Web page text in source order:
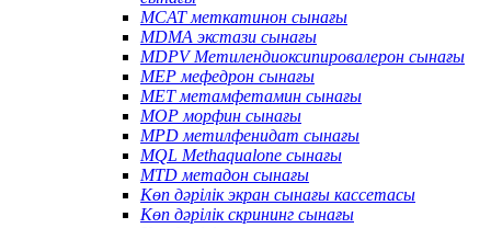
MCAT меткатинон сынағы
MDMA экстази сынағы
MDPV Метилендиоксипировалерон сынағы
MEP мефедрон сынағы
MET метамфетамин сынағы
MOP морфин сынағы
MPD метилфенидат сынағы
MQL Methaqualone сынағы
MTD метадон сынағы
Көп дәрілік экран сынағы кассетасы
Көп дәрілік скрининг сынағы